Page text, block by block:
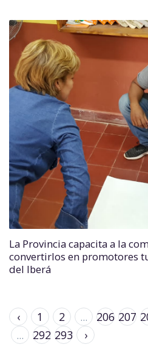
La Provincia capacita a la
convertirlos en promotores
del Iberá
‹ 1 2 ... 206 207
...
292 293 ›